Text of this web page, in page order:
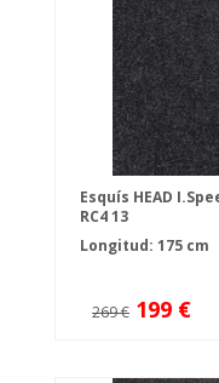
Esquís HEAD
RC4 13
Longitud: 175 cm
269 € 199 €